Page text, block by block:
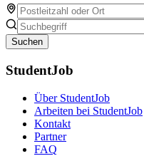
Suchen
StudentJob
Über StudentJob
Arbeiten bei StudentJob
Kontakt
Partner
FAQ